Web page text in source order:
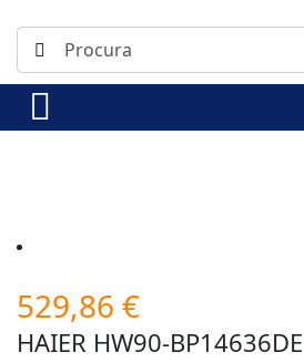
529,86 €
HAIER HW90-